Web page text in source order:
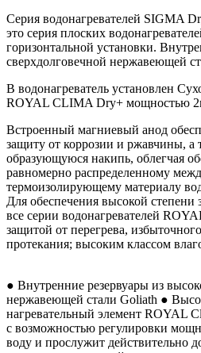
Серия водонагревателей SIGMA
это серия плоских
горизонтальной установки.
сверхдолговечной нержавеющей
В водонагреватель установлен
ROYAL CLIMA Dry+ мощностью
Встроенный магниевый анод
защиту от коррозии и ржавчины, а
образующуюся накипь, облегчая
равномерно распределенному
термоизолирующему материалу
Для обеспечения высокой
все серии водонагревателей
защитой от перегрева,
протекания; высоким классом
● Внутренние резервуары из
нержавеющей стали Goliath ●
нагревательный элемент ROYAL
с возможностью регулировки
воду и прослужит действительно